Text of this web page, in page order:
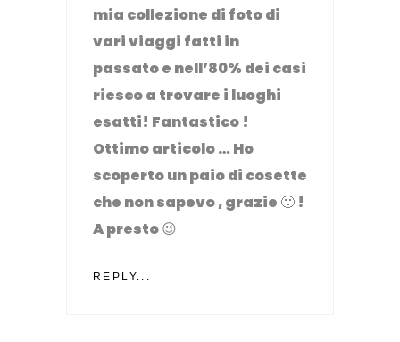
mia collezione di foto di
vari viaggi fatti in
passato e nell’80% dei casi
riesco a trovare i luoghi
esatti! Fantastico !
Ottimo articolo … Ho
scoperto un paio di cosette
che non sapevo , grazie 🙂 !
A presto 😉
REPLY...